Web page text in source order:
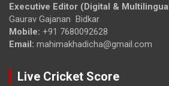
Executive Editor (Digital &
Gaurav Gajanan Bidkar
Mobile: +91 7680092628
Email: mahimakhadicha@gmail.com
Live Cricket Score